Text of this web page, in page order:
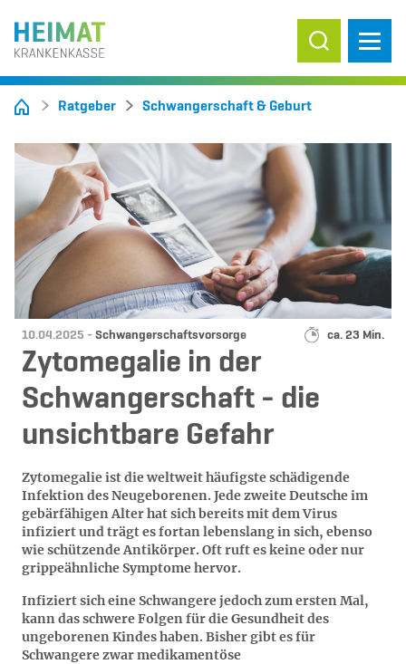
Suche ein-/
Ratgeber Schwangerschaft & Geburt
Datum:
10.04.2025 - Kategorie:
Schwangerschaftsvorsorge Lesedauer:
ca. 23 Min.
Zytomegalie in der
Schwangerschaft - die
unsichtbare Gefahr
Zytomegalie ist die weltweit häufigste schädigende
Infektion des Neugeborenen. Jede zweite Deutsche im
gebärfähigen Alter hat sich bereits mit dem Virus
infiziert und trägt es fortan lebenslang in sich, ebenso
wie schützende Antikörper. Oft ruft es keine oder nur
grippeähnliche Symptome hervor.
Infiziert sich eine Schwangere jedoch zum ersten Mal,
kann das schwere Folgen für die Gesundheit des
ungeborenen Kindes haben. Bisher gibt es für
Schwangere zwar medikamentöse